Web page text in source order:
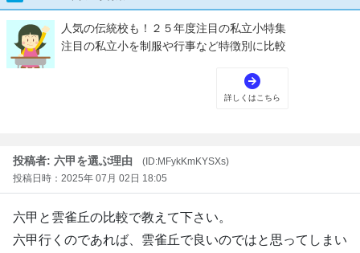
投稿者: 六甲を選ぶ理由
(ID:MFykKmKYSXs)
投稿日時：2025年 07月 02日 18:05
六甲と雲雀丘の比較で教えて下さい。
六甲行くのであれば、雲雀丘で良いのではと思ってしまい